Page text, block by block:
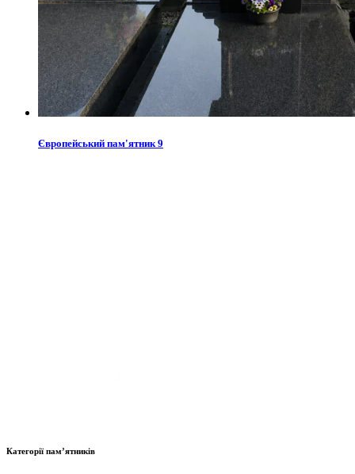
Європейський пам'ятник 9
Категорії пам’ятників